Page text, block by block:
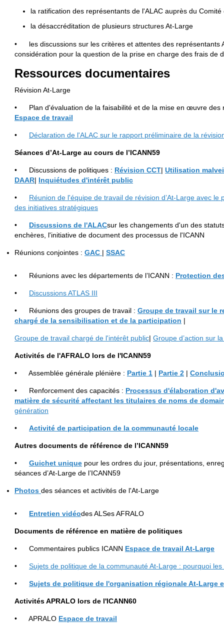
la ratification des représentants de l'ALAC auprès du
la désaccréditation de plusieurs structures At-Large
• les discussions sur les critères et attentes des représentants
considération pour la question de la prise en charge des frais de
Ressources documentaires
Révision At-Large
• Plan d'évaluation de la faisabilité et de la mise en œuvre des
Espace de travail
• Déclaration de l'ALAC sur le rapport préliminaire de la
Séances d’At-Large au cours de l’ICANN59
• Discussions de politiques : Révision CCT| Utilisation
DAAR| Inquiétudes d'intérêt public
• Réunion de l'équipe de travail de révision d’At-Large avec
des initiatives stratégiques
• Discussions de l'ALACsur les changements d'un des
enchères, l'initiative de document des processus de l'ICANN
Réunions conjointes : GAC | SSAC
• Réunions avec les départements de l’ICANN : Protection
• Discussions ATLAS III
• Réunions des groupes de travail : Groupe de travail sur le
chargé de la sensibilisation et de la participation |
Groupe de travail chargé de l'intérêt public| Groupe d’action sur
Activités de l'AFRALO lors de l'ICANN59
• Assemblée générale plénière : Partie 1 | Partie 2 |
• Renforcement des capacités : Processus d'élaboration
matière de sécurité affectant les titulaires de noms de
génération
• Activité de participation de la communauté locale
Autres documents de référence de l’ICANN59
• Guichet unique pour les ordres du jour, présentations,
séances d’At-Large de l’ICANN59
Photos des séances et activités de l'At-Large
• Entretien vidéodes ALSes AFRALO
Documents de référence en matière de politiques
• Commentaires publics ICANN Espace de travail At-Large
• Sujets de politique de la communauté At-Large : pourquoi
• Sujets de politique de l'organisation régionale At-Large
Activités APRALO lors de l'ICANN60
• APRALO Espace de travail